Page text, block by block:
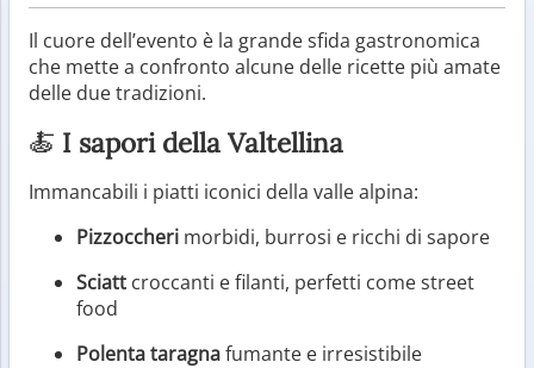
Il cuore dell’evento è la grande sfida gastronomica
che mette a confronto alcune delle ricette più amate
delle due tradizioni.
🍝 I sapori della Valtellina
Immancabili i piatti iconici della valle alpina:
Pizzoccheri morbidi, burrosi e ricchi di sapore
Sciatt croccanti e filanti, perfetti come street
food
Polenta taragnafumante e irresistibile